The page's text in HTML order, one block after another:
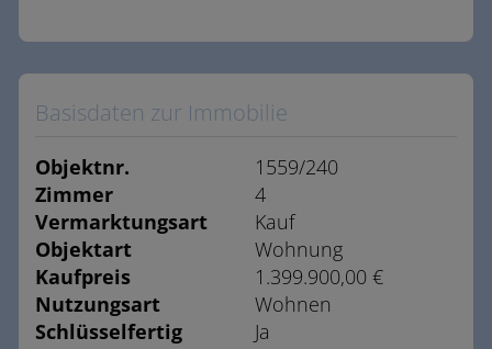
Basisdaten zur Immobilie
Objektnr.
1559/240
Zimmer
4
Vermarktungsart
Kauf
Objektart
Wohnung
Kaufpreis
1.399.900,00 €
Nutzungsart
Wohnen
Schlüsselfertig
Ja